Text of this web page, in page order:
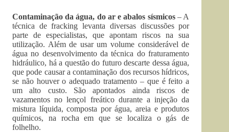
Contaminação da água, do ar e abalos sísmicos – A
técnica de fracking levanta diversas discussões por
parte de especialistas, que apontam riscos na sua
utilização. Além de usar um volume considerável de
água no desenvolvimento da técnica do fraturamento
hidráulico, há a questão do futuro descarte dessa água,
que pode causar a contaminação dos recursos hídricos,
se não houver o adequado tratamento – que é feito a
um alto custo. São apontados ainda riscos de
vazamentos no lençol freático durante a injeção da
mistura líquida, composta por água, areia e produtos
químicos, na rocha em que se localiza o gás de
folhelho.